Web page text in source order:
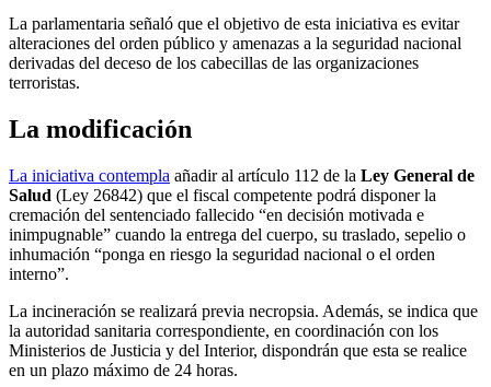
La parlamentaria señaló que el objetivo de esta iniciativa es evitar
alteraciones del orden público y amenazas a la seguridad nacional
derivadas del deceso de los cabecillas de las organizaciones
terroristas.
La modificación
La iniciativa contempla añadir al artículo 112 de la Ley General de
Salud (Ley 26842) que el fiscal competente podrá disponer la
cremación del sentenciado fallecido “en decisión motivada e
inimpugnable” cuando la entrega del cuerpo, su traslado, sepelio o
inhumación “ponga en riesgo la seguridad nacional o el orden
interno”.
La incineración se realizará previa necropsia. Además, se indica que
la autoridad sanitaria correspondiente, en coordinación con los
Ministerios de Justicia y del Interior, dispondrán que esta se realice
en un plazo máximo de 24 horas.